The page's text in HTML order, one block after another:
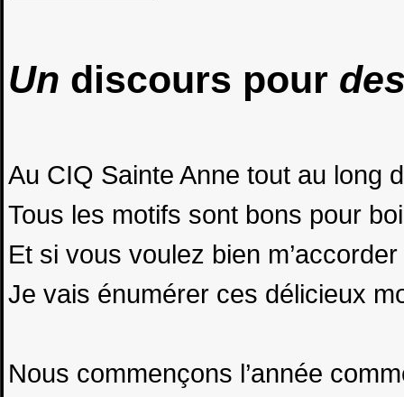
Un discours pour
Au CIQ Sainte Anne tout au long
Tous les motifs sont bons pour
Et si vous voulez bien
Je vais énumérer ces délicieux
Nous commençons l’année